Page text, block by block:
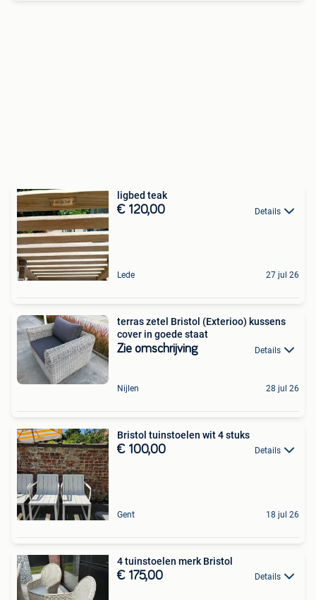
ligbed teak
€ 120,00 Details
Lede 27 jul 26
terras zetel Bristol (Exterioo) kussens
cover in goede staat
Zie omschrijving Details
Nijlen 28 jul 26
Bristol tuinstoelen wit 4 stuks
€ 100,00 Details
Gent 18 jul 26
4 tuinstoelen merk Bristol
€ 175,00 Details